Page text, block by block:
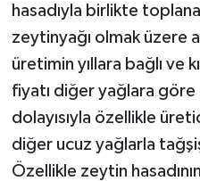
hasadıyla birlikte
zeytinyağı olmak üzere
üretimin yıllara bağlı ve
fiyatı diğer yağlara göre
dolayısıyla özellikle
diğer ucuz yağlarla
Özellikle zeytin